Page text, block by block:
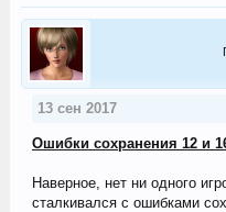
13 сен 2017
Ошибки сохранения 12 и
Наверное, нет ни одного
сталкивался с ошибками